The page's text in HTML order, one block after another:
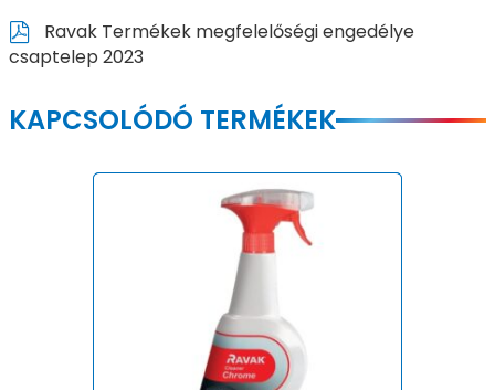
Ravak Termékek megfelelőségi engedélye
csaptelep 2023
KAPCSOLÓDÓ TERMÉKEK